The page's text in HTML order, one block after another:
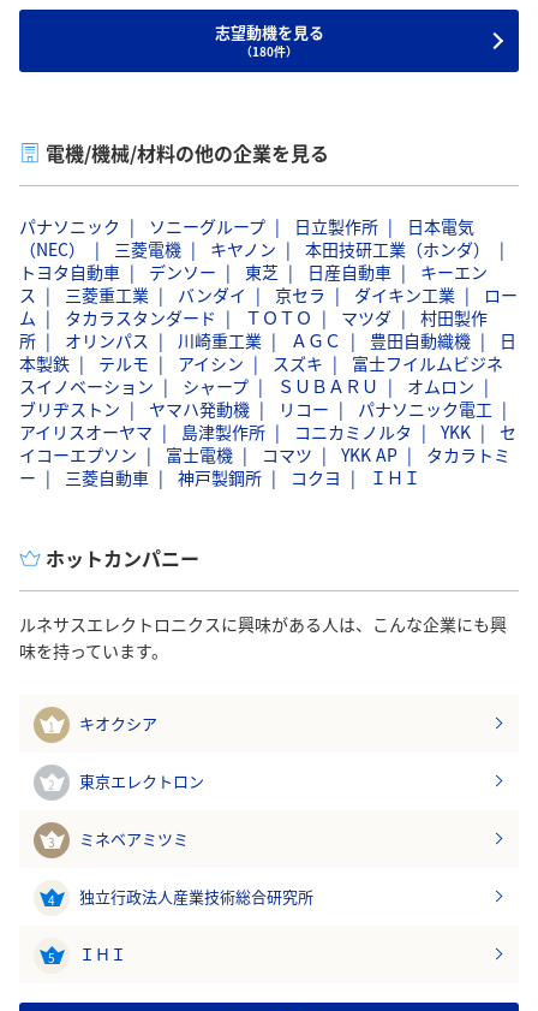
ことで、貴社の半導体開発に貢献し、人々の暮らしをより豊
かにする製品づくりに挑戦したいと考えています。
志望動機を見る
（180件）
電機/機械/材料の他の企業を見る
パナソニック ソニーグループ 日立製作所
日本電気
（NEC）
三菱電機 キヤノン
本田技研工業（ホンダ）
トヨタ自動車
デンソー 東芝 日産自動車
キーエン
ス
三菱重工業 バンダイ 京セラ ダイキン工業
ロー
ム
タカラスタンダード ＴＯＴＯ マツダ
村田製作
所
オリンパス 川崎重工業 ＡＧＣ 豊田自動織機
日
本製鉄
テルモ アイシン スズキ
富士フイルムビジネ
スイノベーション
シャープ ＳＵＢＡＲＵ
オムロン
ブリヂストン
ヤマハ発動機 リコー
パナソニック電工
アイリスオーヤマ
島津製作所 コニカミノルタ YKK
セ
イコーエプソン
富士電機 コマツ YKK AP
タカラトミ
ー
三菱自動車 神戸製鋼所 コクヨ ＩＨＩ
ホットカンパニー
ルネサスエレクトロニクスに興味がある人は、こんな企業にも興
味を持っています。
1 キオクシア
2 東京エレクトロン
3 ミネベアミツミ
4 独立行政法人産業技術総合研究所
5 ＩＨＩ